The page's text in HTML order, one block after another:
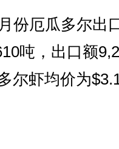
厄瓜多尔出
吨，出口额
尔虾均价为